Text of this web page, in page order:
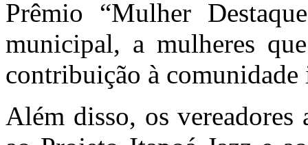
Prêmio “Mulher
municipal, a mulheres
contribuição à comunidade
Além disso, os vereadores